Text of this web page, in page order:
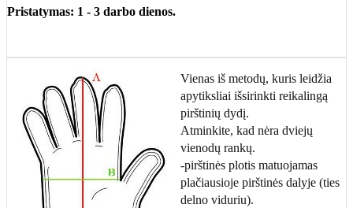
Pristatymas: 1 - 3 darbo dienos.
Vienas iš metodų, kuris leidžia
apytiksliai išsirinkti reikalingą
pirštinių dydį.
Atminkite, kad nėra dviejų
vienodų rankų.
-pirštinės plotis matuojamas
plačiausioje pirštinės dalyje (ties
delno viduriu).